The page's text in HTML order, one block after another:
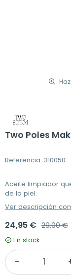
Two Poles
Referencia: 310050
Aceite limpiador
de la piel.
Ver descripción
24,95 € 29,00 €
En stock